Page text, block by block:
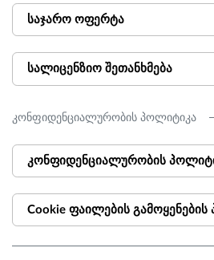
საჯარო ოფერტა
სალიცენზიო შეთანხმება
კონფიდენციალურობის პოლიტიკა
კონფიდენციალურობის
Cookie ფაილების